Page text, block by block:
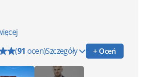
(91 ocen)Szczegóły + Oceń